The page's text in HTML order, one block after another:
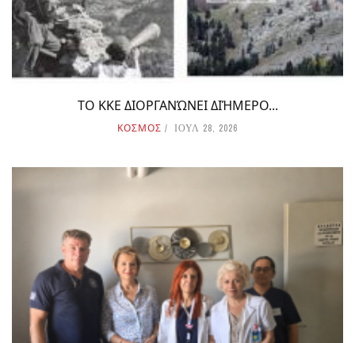
ΤΟ ΚΚΕ ΔΙΟΡΓΑΝΏΝΕΙ ΔΙΉΜΕΡΟ...
ΚΟΣΜΟΣ ΙΟΥΛ 28, 2026